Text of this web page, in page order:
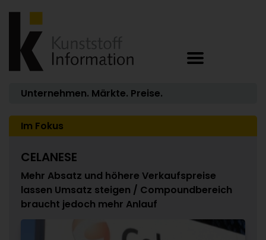
Unternehmen. Märkte. Preise.
Im Fokus
CELANESE
Mehr Absatz und höhere Verkaufspreise
lassen Umsatz steigen / Compoundbereich
braucht jedoch mehr Anlauf